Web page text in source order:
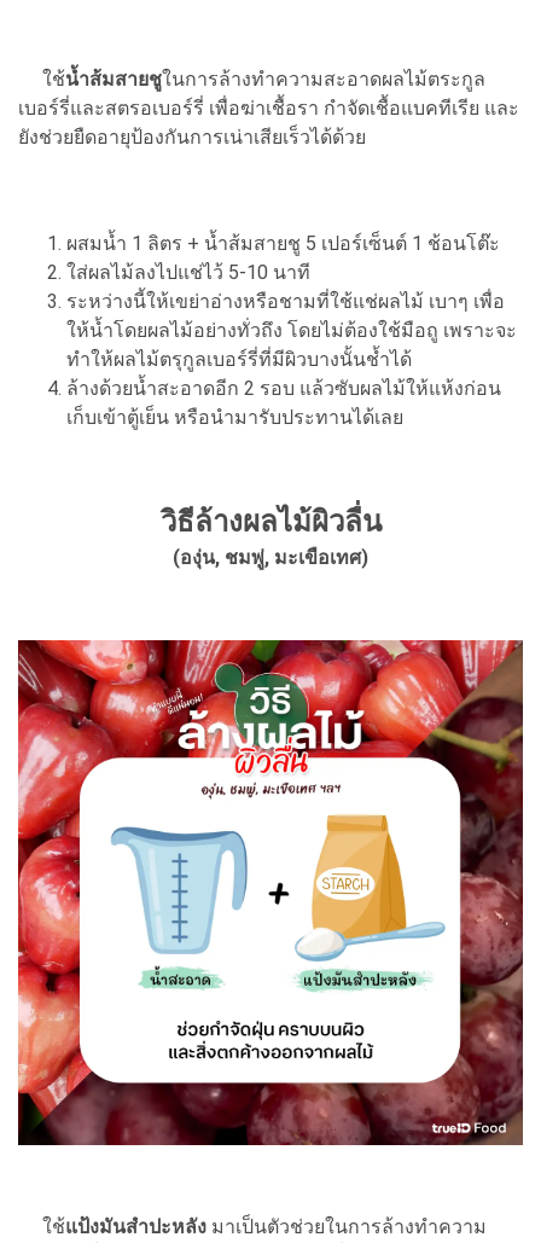
ใช้น้ำส้มสายชูในการล้างทำความสะอาดผลไม้ตระกูล
เบอร์รี่และสตรอเบอร์รี่ เพื่อฆ่าเชื้อรา กำจัดเชื้อแบคทีเรีย และ
ยังช่วยยืดอายุป้องกันการเน่าเสียเร็วได้ด้วย
ผสมน้ำ 1 ลิตร + น้ำส้มสายชู 5 เปอร์เซ็นต์ 1 ช้อนโต๊ะ
ใส่ผลไม้ลงไปแช่ไว้ 5-10 นาที
ระหว่างนี้ให้เขย่าอ่างหรือชามที่ใช้แช่ผลไม้ เบาๆ เพื่อ
ให้น้ำโดยผลไม้อย่างทั่วถึง โดยไม่ต้องใช้มือถู เพราะจะ
ทำให้ผลไม้ตรุกูลเบอร์รี่ที่มีผิวบางนั้นช้ำได้
ล้างด้วยน้ำสะอาดอีก 2 รอบ แล้วซับผลไม้ให้แห้งก่อน
เก็บเข้าตู้เย็น หรือนำมารับประทานได้เลย
วิธีล้างผลไม้ผิวลื่น
(องุ่น, ชมพู่, มะเขือเทศ)
ใช้แป้งมันสำปะหลัง มาเป็นตัวช่วยในการล้างทำความ